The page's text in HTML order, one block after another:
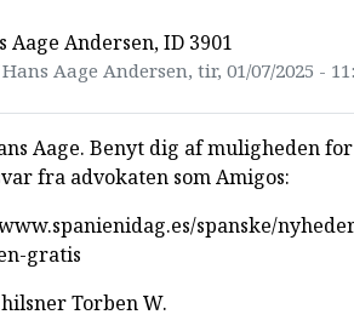
Aage Andersen, ID 3901
Aage Andersen, tir, 01/07/2025 -
Aage. Benyt dig af muligheden
fra advokaten som Amigos:
spanske/
gratis
Torben W.